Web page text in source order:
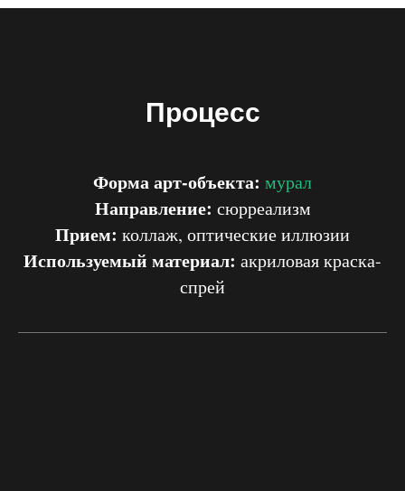
Процесс
Форма арт-объекта: мурал
Направление: сюрреализм
Прием: коллаж, оптические иллюзии
Используемый материал: акриловая краска-
спрей